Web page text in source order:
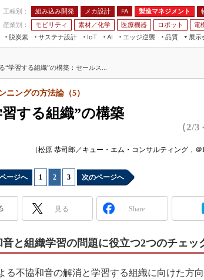
工程別： 組み込み開発 メカ設計 FA 製造マネジメント
産業別：
モビリティ 素材／化学 医療機器 ロボット 電
脱炭素
サステナ設計
IoT
ビス
AI
備保全
AI
エッジ逆襲 品質
展示
JIMTOF
展＆IoT/5Gソリューション展
IIFES
ジャパンモビリティショー
TECHNO-FRONTIER
人テク展
スマート工場EXPO
EdgeTech+
日本ものづくりワールド
産業オープンネット展
つながるクルマ
VR／AR
組み込みモデリング
Windows Embedded
車載ソフト開発
無償設計ツール
3Dプリンタ
FA
“学習する組織”の構築：セールス...
する組織”の構築
ニングの方法論（5）
（2/3
[松原 恭司郎／キュー・エム・コンサルティング ，
ージへ 1 2 3 次のページへ
見る Share
と組織学習の問題に役立つ2つのチェッ
不協和音の解消と学習する組織に向けた方